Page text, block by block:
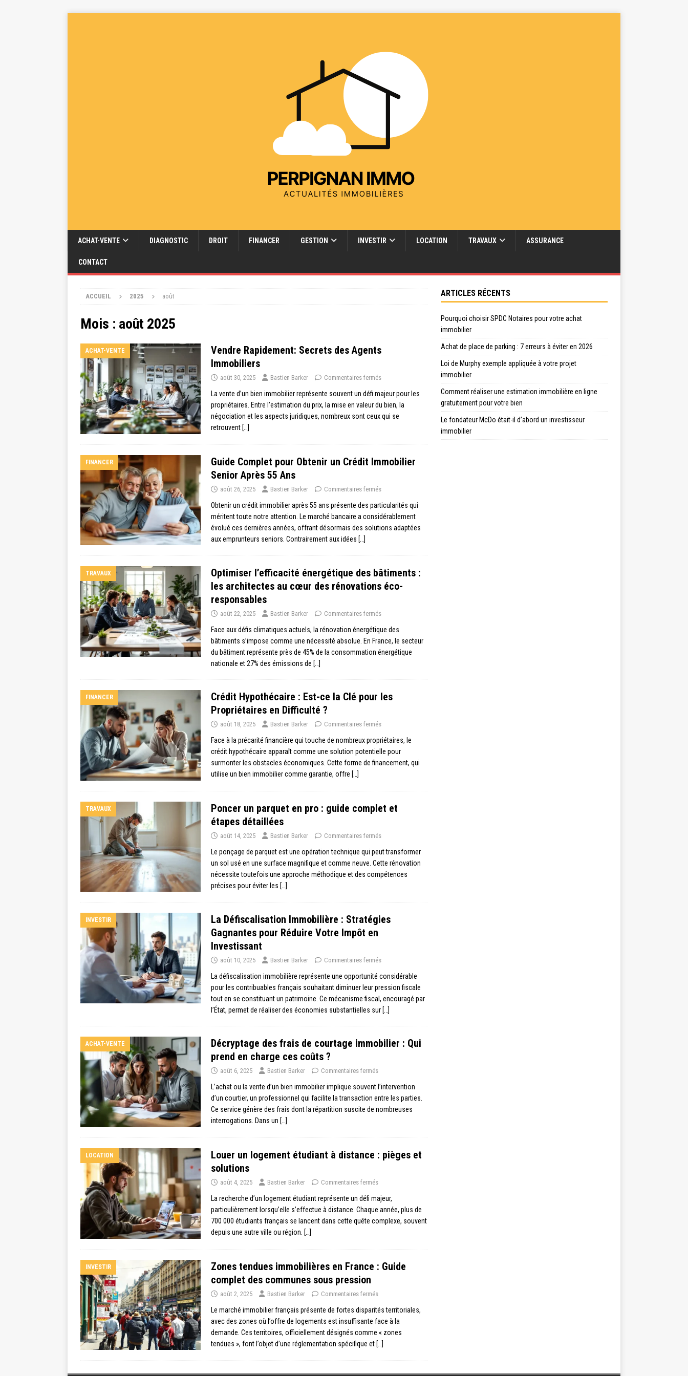
ACHAT-VENTE DIAGNOSTIC DROIT FINANCER GESTION INVESTIR LOCATION TRAVAUX ASSURANCE
CONTACT
ACCUEIL 2025 août
Mois : août 2025
ACHAT-VENTE
Vendre Rapidement: Secrets des Agents
Immobiliers
août 30, 2025 Bastien Barker Commentaires fermés
La vente d’un bien immobilier représente souvent un défi majeur pour les
propriétaires. Entre l’estimation du prix, la mise en valeur du bien, la
négociation et les aspects juridiques, nombreux sont ceux qui se
retrouvent […]
FINANCER
Guide Complet pour Obtenir un Crédit Immobilier
Senior Après 55 Ans
août 26, 2025 Bastien Barker Commentaires fermés
Obtenir un crédit immobilier après 55 ans présente des particularités qui
méritent toute notre attention. Le marché bancaire a considérablement
évolué ces dernières années, offrant désormais des solutions adaptées
aux emprunteurs seniors. Contrairement aux idées […]
TRAVAUX
Optimiser l’efficacité énergétique des bâtiments :
les architectes au cœur des rénovations éco-
responsables
août 22, 2025 Bastien Barker Commentaires fermés
Face aux défis climatiques actuels, la rénovation énergétique des
bâtiments s’impose comme une nécessité absolue. En France, le secteur
du bâtiment représente près de 45% de la consommation énergétique
nationale et 27% des émissions de […]
FINANCER
Crédit Hypothécaire : Est-ce la Clé pour les
Propriétaires en Difficulté ?
août 18, 2025 Bastien Barker Commentaires fermés
Face à la précarité financière qui touche de nombreux propriétaires, le
crédit hypothécaire apparaît comme une solution potentielle pour
surmonter les obstacles économiques. Cette forme de financement, qui
utilise un bien immobilier comme garantie, offre […]
TRAVAUX
Poncer un parquet en pro : guide complet et
étapes détaillées
août 14, 2025 Bastien Barker Commentaires fermés
Le ponçage de parquet est une opération technique qui peut transformer
un sol usé en une surface magnifique et comme neuve. Cette rénovation
nécessite toutefois une approche méthodique et des compétences
précises pour éviter les […]
INVESTIR
La Défiscalisation Immobilière : Stratégies
Gagnantes pour Réduire Votre Impôt en
Investissant
août 10, 2025 Bastien Barker Commentaires fermés
La défiscalisation immobilière représente une opportunité considérable
pour les contribuables français souhaitant diminuer leur pression fiscale
tout en se constituant un patrimoine. Ce mécanisme fiscal, encouragé par
l’État, permet de réaliser des économies substantielles sur […]
ACHAT-VENTE
Décryptage des frais de courtage immobilier : Qui
prend en charge ces coûts ?
août 6, 2025 Bastien Barker Commentaires fermés
L’achat ou la vente d’un bien immobilier implique souvent l’intervention
d’un courtier, un professionnel qui facilite la transaction entre les parties.
Ce service génère des frais dont la répartition suscite de nombreuses
interrogations. Dans un […]
LOCATION
Louer un logement étudiant à distance : pièges et
solutions
août 4, 2025 Bastien Barker Commentaires fermés
La recherche d’un logement étudiant représente un défi majeur,
particulièrement lorsqu’elle s’effectue à distance. Chaque année, plus de
700 000 étudiants français se lancent dans cette quête complexe, souvent
depuis une autre ville ou région. […]
INVESTIR
Zones tendues immobilières en France : Guide
complet des communes sous pression
août 2, 2025 Bastien Barker Commentaires fermés
Le marché immobilier français présente de fortes disparités territoriales,
avec des zones où l’offre de logements est insuffisante face à la
demande. Ces territoires, officiellement désignés comme « zones
tendues », font l’objet d’une réglementation spécifique et […]
ARTICLES RÉCENTS
Pourquoi choisir SPDC Notaires pour votre achat
immobilier
Achat de place de parking : 7 erreurs à éviter en 2026
Loi de Murphy exemple appliquée à votre projet
immobilier
Comment réaliser une estimation immobilière en ligne
gratuitement pour votre bien
Le fondateur McDo était-il d’abord un investisseur
immobilier